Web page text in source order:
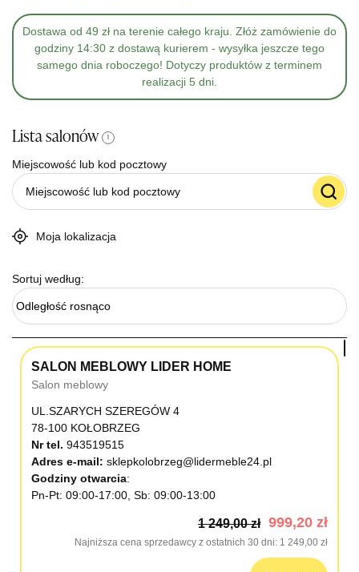
Dostawa od 49 zł na terenie całego kraju. Złóż zamówienie do
godziny 14:30 z dostawą kurierem - wysyłka jeszcze tego
samego dnia roboczego! Dotyczy produktów z terminem
realizacji 5 dni.
Lista salonów i
Miejscowość lub kod pocztowy
Moja lokalizacja
Sortuj według:
Odległość rosnąco
SALON MEBLOWY LIDER HOME
Salon meblowy
UL.SZARYCH SZEREGÓW 4
78-100 KOŁOBRZEG
Nr tel. 943519515
Adres e-mail: sklepkolobrzeg@lidermeble24.pl
Godziny otwarcia
Pn-Pt: 09:00-17:00, Sb: 09:00-13:00
1 249,00 zł 999,20 zł
Najniższa cena sprzedawcy z ostatnich 30 dni 1 249,00 zł